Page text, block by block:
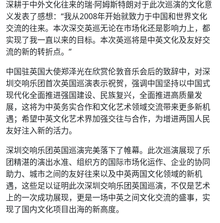
深耕于中外文化往来的瑞·阿姆斯特朗对于此次巡演的文化意
义发表了感想：“我从2008年开始就致力于中国和世界文化
交流的往来。本次深交英巡无论在市场化还是影响力上，都
实现了我一直以来的目标。本次英巡将是中英文化及友好交
流的新的转折点。”
中国驻英国大使郑泽光在欣赏伦敦音乐会后的致辞中，对深
圳交响乐团首次英国巡演表示祝贺，强调中国坚持以中国式
现代化全面推进强国建设、民族复兴，全面推进高质量发
展，这将为中英务实合作和文化艺术领域交流带来更多新机
遇；希望中英文化艺术界加强交往与合作，为增进两国人民
友好注入新的活力。
深圳交响乐团英国巡演完美落下了帷幕。此次巡演展现了乐
团精湛的演出水准、组织方的国际市场化运作、企业的协同
助力、城市之间的友好往来以及中英两国文化领域的新机
遇，这些足以证明此次深圳交响乐团英国巡演，不仅是艺术
上的一次成功展现，更是一场中英之间文化交流的盛事，实
现了国内文化项目出海的新高度。